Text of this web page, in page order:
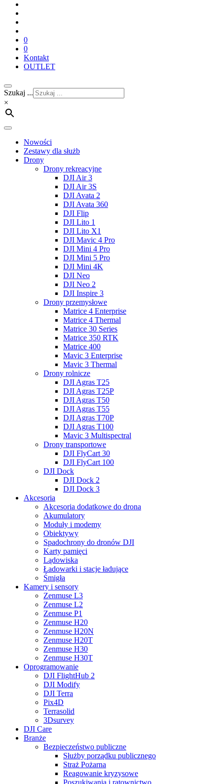
0
0
Kontakt
OUTLET
Szukaj ...
×
Nowości
Zestawy dla służb
Drony
Drony rekreacyjne
DJI Air 3
DJI Air 3S
DJI Avata 2
DJI Avata 360
DJI Flip
DJI Lito 1
DJI Lito X1
DJI Mavic 4 Pro
DJI Mini 4 Pro
DJI Mini 5 Pro
DJI Mini 4K
DJI Neo
DJI Neo 2
DJI Inspire 3
Drony przemysłowe
Matrice 4 Enterprise
Matrice 4 Thermal
Matrice 30 Series
Matrice 350 RTK
Matrice 400
Mavic 3 Enterprise
Mavic 3 Thermal
Drony rolnicze
DJI Agras T25
DJI Agras T25P
DJI Agras T50
DJI Agras T55
DJI Agras T70P
DJI Agras T100
Mavic 3 Multispectral
Drony transportowe
DJI FlyCart 30
DJI FlyCart 100
DJI Dock
DJI Dock 2
DJI Dock 3
Akcesoria
Akcesoria dodatkowe do drona
Akumulatory
Moduły i modemy
Obiektywy
Spadochrony do dronów DJI
Karty pamięci
Lądowiska
Ładowarki i stacje ładujące
Śmigła
Kamery i sensory
Zenmuse L3
Zenmuse L2
Zenmuse P1
Zenmuse H20
Zenmuse H20N
Zenmuse H20T
Zenmuse H30
Zenmuse H30T
Oprogramowanie
DJI FlightHub 2
DJI Modify
DJI Terra
Pix4D
Terrasolid
3Dsurvey
DJI Care
Branże
Bezpieczeństwo publiczne
Służby porządku publicznego
Straż Pożarna
Reagowanie kryzysowe
Poszukiwania i ratownictwo